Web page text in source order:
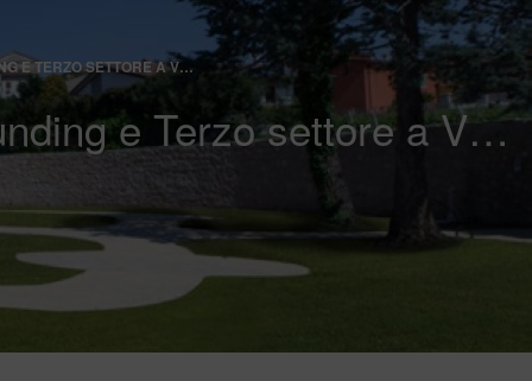
E TERZO SETTORE A V…
e Terzo settore a V…